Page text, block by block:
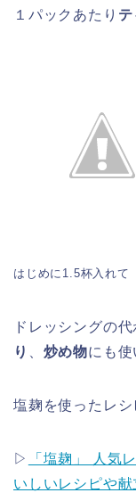
１パックあたり
はじめに1.5杯入れて
ドレッシングの代
り
炒め物にも使
塩麹を使ったレシ
▷
「塩麹」 人気
いしいレシピや献